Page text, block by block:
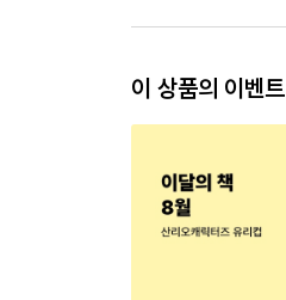
이 상품의 이벤트